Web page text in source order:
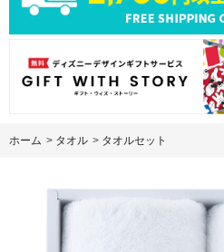
ホーム > タオル > タオルセット